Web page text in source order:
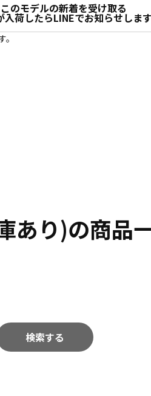
このモデルの新着を受け取る
入荷したらLINEでお知らせします
あり)の商品
検索する